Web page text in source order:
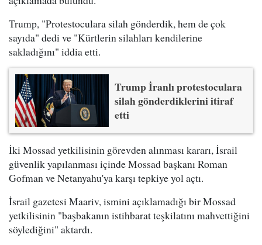
Trump, "Protestoculara silah gönderdik, hem de çok
sayıda" dedi ve "Kürtlerin silahları kendilerine
sakladığını" iddia etti.
Trump İranlı protestoculara
silah gönderdiklerini itiraf
etti
İki Mossad yetkilisinin görevden alınması kararı, İsrail
güvenlik yapılanması içinde Mossad başkanı Roman
Gofman ve Netanyahu'ya karşı tepkiye yol açtı.
İsrail gazetesi Maariv, ismini açıklamadığı bir Mossad
yetkilisinin "başbakanın istihbarat teşkilatını mahvettiğini
söylediğini" aktardı.